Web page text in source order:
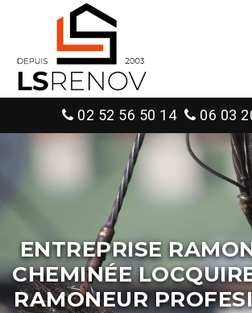
02 52 56 50 14 06 03
ENTREPRISE
CHEMINÉE
RAMONEUR